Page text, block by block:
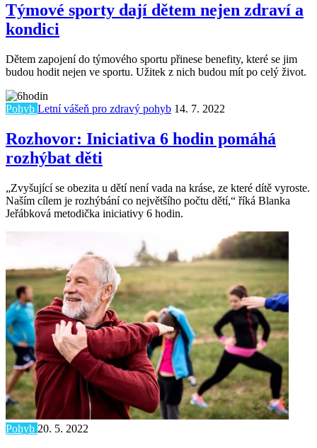
Týmové sporty dají dětem nejen zdraví a
kondici
Dětem zapojení do týmového sportu přinese benefity, které se jim
budou hodit nejen ve sportu. Užitek z nich budou mít po celý život.
Pohyb Letní vášeň pro zdravý pohyb 14. 7. 2022
Rozhovor: Iniciativa 6 hodin pomáhá
rozhýbat děti
„Zvyšující se obezita u dětí není vada na kráse, ze které dítě vyroste.
Naším cílem je rozhýbání co největšího počtu dětí,“ říká Blanka
Jeřábková metodička iniciativy 6 hodin.
Pohyb 20. 5. 2022